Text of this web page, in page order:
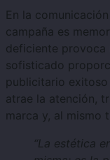
En la
campaña es
deficiente provoca
sofisticado
publicitario
atrae la atención,
marca y, al mismo
“La estética